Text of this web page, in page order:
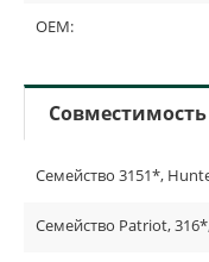
OEM:
Семейство 3151*,
Семейство Patriot,